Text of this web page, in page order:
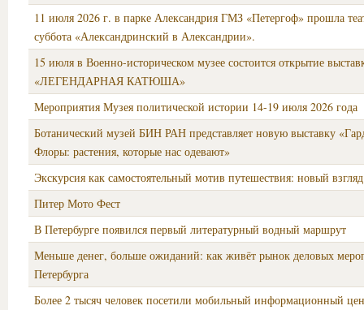
11 июля 2026 г. в парке Александрия ГМЗ «Петергоф» прошла
суббота «Александринский в Александрии».
15 июля в Военно-историческом музее состоится открытие
«ЛЕГЕНДАРНАЯ КАТЮША»
Мероприятия Музея политической истории 14-19 июля 2026 года
Ботанический музей БИН РАН представляет новую выставку
Флоры: растения, которые нас одевают»
Экскурсия как самостоятельный мотив путешествия: новый
Питер Мото Фест
В Петербурге появился первый литературный водный маршрут
Меньше денег, больше ожиданий: как живёт рынок деловых
Петербурга
Более 2 тысяч человек посетили мобильный информационный